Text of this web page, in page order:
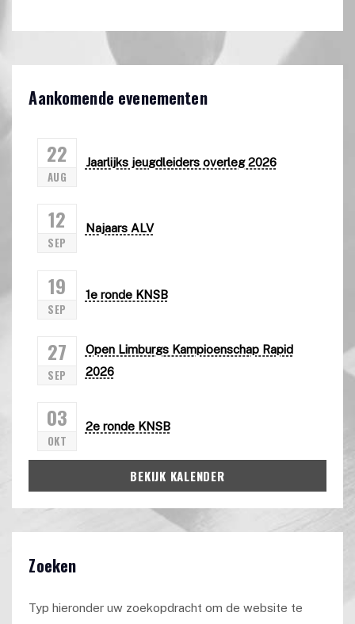
Aankomende evenementen
22
AUG
Jaarlijks jeugdleiders overleg 2026
12
SEP
Najaars ALV
19
SEP
1e ronde KNSB
27
SEP
Open Limburgs Kampioenschap Rapid
2026
03
OKT
2e ronde KNSB
BEKIJK KALENDER
Zoeken
Typ hieronder uw zoekopdracht om de website te